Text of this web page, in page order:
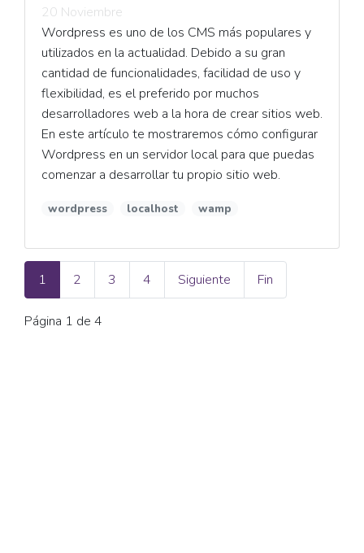
20 Noviembre
Wordpress es uno de los CMS más populares y
utilizados en la actualidad. Debido a su gran
cantidad de funcionalidades, facilidad de uso y
flexibilidad, es el preferido por muchos
desarrolladores web a la hora de crear sitios web.
En este artículo te mostraremos cómo configurar
Wordpress en un servidor local para que puedas
comenzar a desarrollar tu propio sitio web.
wordpress localhost wamp
1 2 3 4 Siguiente Fin
Página 1 de 4